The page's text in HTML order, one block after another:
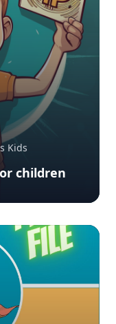
Kids
children